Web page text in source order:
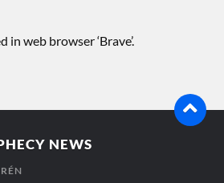
web browser ‘Brave’.
NEWS